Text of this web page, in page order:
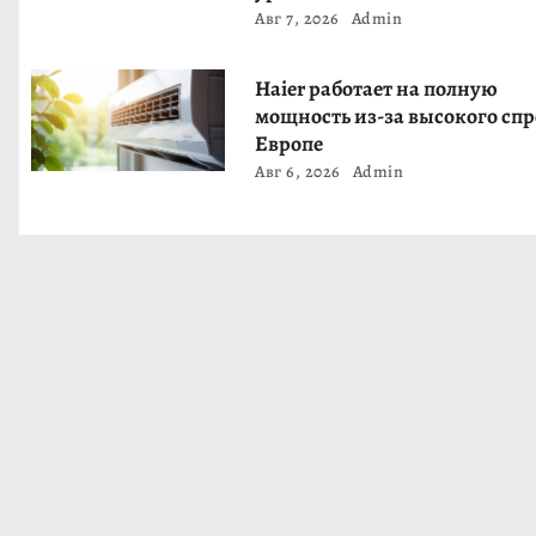
а
п
Авг 7, 2026 Admin
Haier работает на полную
мощность из-за высокого
Европе
Авг 6, 2026 Admin